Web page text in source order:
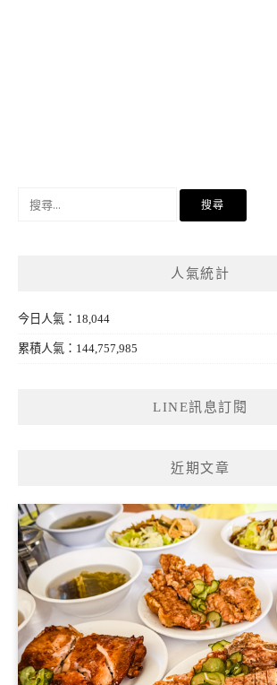
人氣統計
今日人氣：18,044
累積人氣：144,757,985
LINE訊息訂閱
近期文章